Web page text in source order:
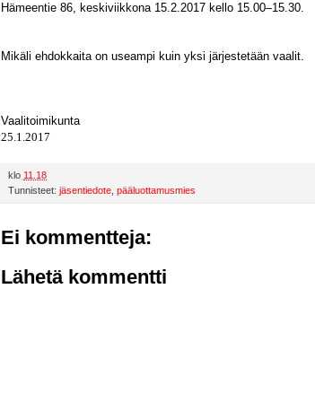
Hämeentie 86, keskiviikkona 15.2.2017 kello 15.00–15.30.
Mikäli ehdokkaita on useampi kuin yksi järjestetään vaalit.
Vaalitoimikunta
25.1.2017
klo 11.18
Tunnisteet: jäsentiedote, pääluottamusmies
Ei kommentteja:
Lähetä kommentti